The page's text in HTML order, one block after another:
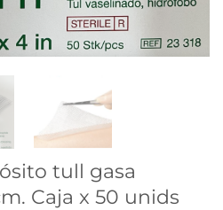
tull gasa
Caja x 50 unids